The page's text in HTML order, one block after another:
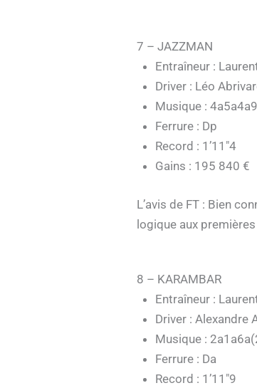
7 – JAZZMAN
Entraîneur :
Driver : Léo
Musique :
Ferrure : Dp
Record : 1’11″4
Gains : 195 840 €
L’avis de FT : Bien
logique aux
8 – KARAMBAR
Entraîneur :
Driver : Alexandre
Musique :
Ferrure : Da
Record : 1’11″9